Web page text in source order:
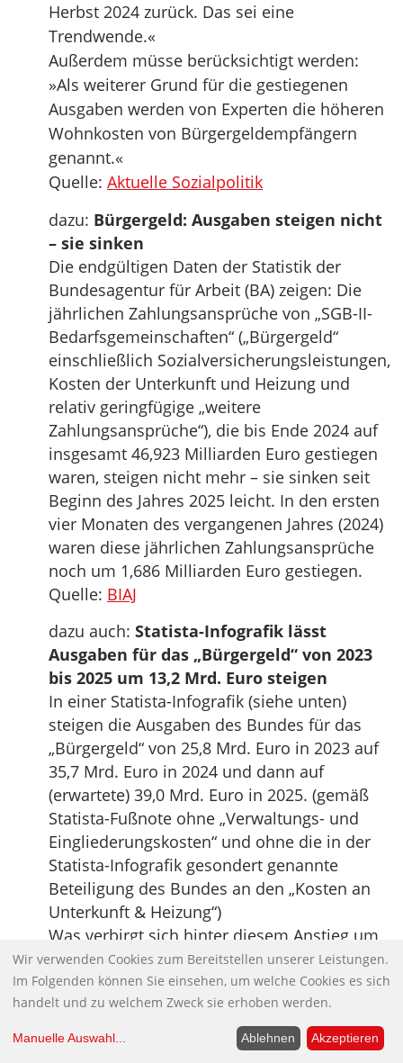
Herbst 2024 zurück. Das sei eine
Trendwende.«
Außerdem müsse berücksichtigt werden:
»Als weiterer Grund für die gestiegenen
Ausgaben werden von Experten die höheren
Wohnkosten von Bürgergeldempfängern
genannt.«
Quelle: Aktuelle Sozialpolitik
dazu: Bürgergeld: Ausgaben steigen nicht
– sie sinken
Die endgültigen Daten der Statistik der
Bundesagentur für Arbeit (BA) zeigen: Die
jährlichen Zahlungsansprüche von „SGB-II-
Bedarfsgemeinschaften“ („Bürgergeld“
einschließlich Sozialversicherungsleistungen,
Kosten der Unterkunft und Heizung und
relativ geringfügige „weitere
Zahlungsansprüche“), die bis Ende 2024 auf
insgesamt 46,923 Milliarden Euro gestiegen
waren, steigen nicht mehr – sie sinken seit
Beginn des Jahres 2025 leicht. In den ersten
vier Monaten des vergangenen Jahres (2024)
waren diese jährlichen Zahlungsansprüche
noch um 1,686 Milliarden Euro gestiegen.
Quelle: BIAJ
dazu auch: Statista-Infografik lässt
Ausgaben für das „Bürgergeld“ von 2023
bis 2025 um 13,2 Mrd. Euro steigen
In einer Statista-Infografik (siehe unten)
steigen die Ausgaben des Bundes für das
„Bürgergeld“ von 25,8 Mrd. Euro in 2023 auf
35,7 Mrd. Euro in 2024 und dann auf
(erwartete) 39,0 Mrd. Euro in 2025. (gemäß
Statista-Fußnote ohne „Verwaltungs- und
Eingliederungskosten“ und ohne die in der
Statista-Infografik gesondert genannte
Beteiligung des Bundes an den „Kosten an
Unterkunft & Heizung“)
Was verbirgt sich hinter diesem Anstieg um
angeblich insgesamt 13,2 Mrd. Euro in den
Jahren 2024 und 2025, den Statista in seiner
Infografik vom 7. August 2025 präsentiert?
Das zeigt ein Blick in die
Haushaltsrechnungen 2023 und 2024 des
Wir verwenden Cookies zum Bereitstellen unserer Leistungen.
Im Folgenden können Sie einsehen, um welche Cookies es sich
handelt und zu welchem Zweck sie erhoben werden.
Manuelle Auswahl... Ablehnen Akzeptieren